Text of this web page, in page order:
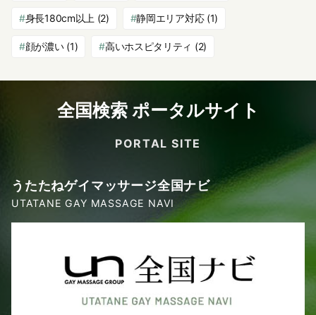
身長180cm以上 (2) 静岡エリア対応(1)
顔が濃い(1) 高いホスピタリティ (2)
全国検索 ポータルサイト
PORTAL SITE
うたたねゲイマッサージ全国ナビ
UTATANE GAY MASSAGE NAVI